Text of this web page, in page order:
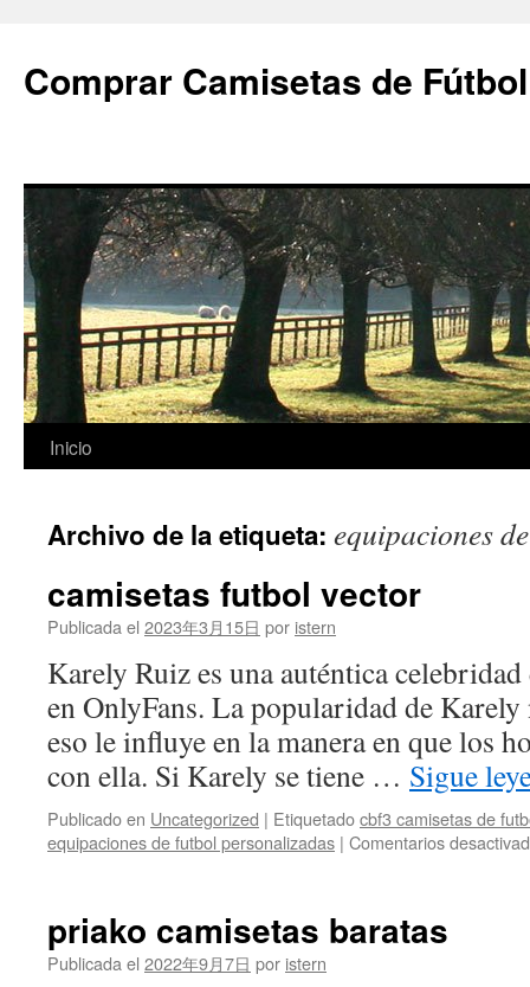
Comprar Camisetas de
Saltar
contenido
Inicio
Archivo de la etiqueta: equipaciones
camisetas futbol vector
Publicada el 2023年3月15日 por istern
Karely Ruiz es una auténtica
en OnlyFans. La popularidad de Karely
eso le influye en la manera en que los
con ella. Si Karely se tiene … Sigue
Publicado en Uncategorized | Etiquetadocbf3 camisetas de
equipaciones de futbol personalizadas | Comentarios
priako camisetas baratas
Publicada el 2022年9月7日 por istern